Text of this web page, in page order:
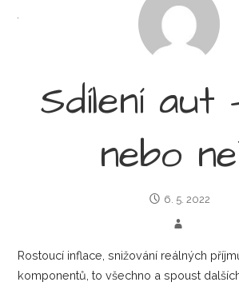
Sdílení aut
nebo
6. 5. 2022
Rostoucí inflace, snižování reálných
komponentů, to všechno a spoust